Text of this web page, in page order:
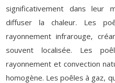
significativement dans leur
diffuser la chaleur. Les
rayonnement infrarouge,
souvent localisée. Les
rayonnement et convection
homogène. Les poêles à gaz,